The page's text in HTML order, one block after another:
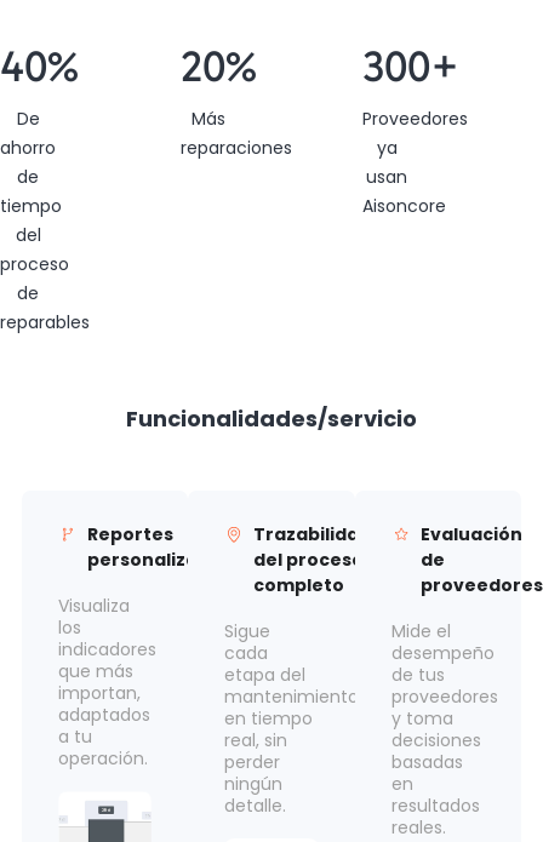
40%
De
ahorro
de
tiempo
del
proceso
de
reparables
20%
Más
reparaciones
300+
Proveedores
ya
usan
Aisoncore
Funcionalidades/servicio
Reportes
personalizados
Visualiza
los
indicadores
que más
importan,
adaptados
a tu
operación.
Trazabilidad
del proceso
completo
Sigue
cada
etapa del
mantenimiento
en tiempo
real, sin
perder
ningún
detalle.
Evaluación
de
proveedores
Mide el
desempeño
de tus
proveedores
y toma
decisiones
basadas
en
resultados
reales.